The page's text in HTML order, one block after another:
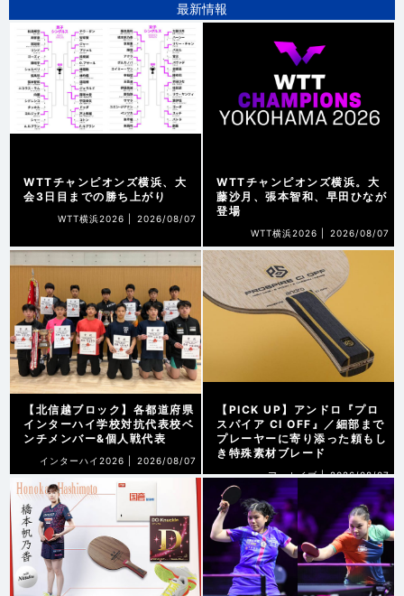
最新情報
WTTチャンピオンズ横浜、大
会3日目までの勝ち上がり
WTT横浜2026 | 2026/08/07
WTTチャンピオンズ横浜。大
藤沙月、張本智和、早田ひなが
登場
WTT横浜2026 | 2026/08/07
【北信越ブロック】各都道府県
インターハイ学校対抗代表校ベ
ンチメンバー&個人戦代表
インターハイ2026 | 2026/08/07
【PICK UP】アンドロ『プロ
スパイア CI OFF』／細部まで
プレーヤーに寄り添った頼もし
き特殊素材ブレード
アーカイブ | 2026/08/07